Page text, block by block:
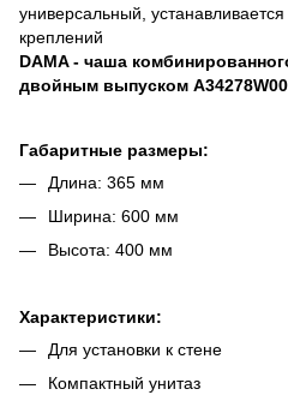
универсальный,
креплений
DAMA - чаша
двойным выпуском
Габаритные размеры:
Длина: 365 мм
Ширина: 600 мм
Высота: 400 мм
Характеристики:
Для установки к стене
Компактный унитаз